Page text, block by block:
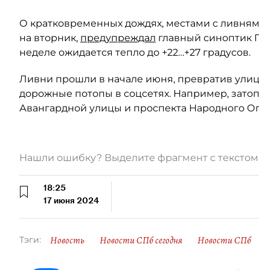
О кратковременных дождях, местами с
на вторник, предупреждал главный синоптик
неделе ожидается тепло до +22…+27 градусов.
Ливни прошли в начале июня, превратив
дорожные потопы в соцсетях. Например,
Авангардной улицы и проспекта Народного
Нашли ошибку? Выделите фрагмент с
18:25
17 июня 2024
Тэги: Новость Новости СПб сегодня Новости СПб